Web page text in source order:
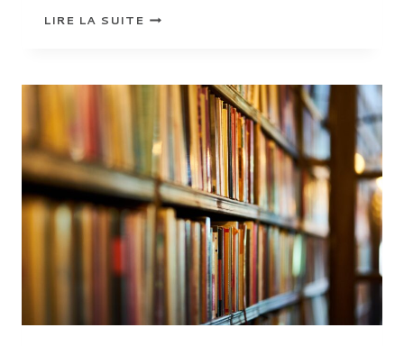
LIRE LA SUITECONFÉRENCES
ET